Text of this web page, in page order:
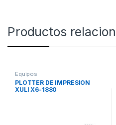
Productos
Equipos
PLOTTER DE IMPRESION
XULI X6-1880